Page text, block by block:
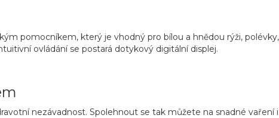
pomocníkem, který je vhodný pro bílou a hnědou rýži,
ovládání se postará dotykový digitální displej.
nezávadnost. Spolehnout se tak můžete na snadné vaření